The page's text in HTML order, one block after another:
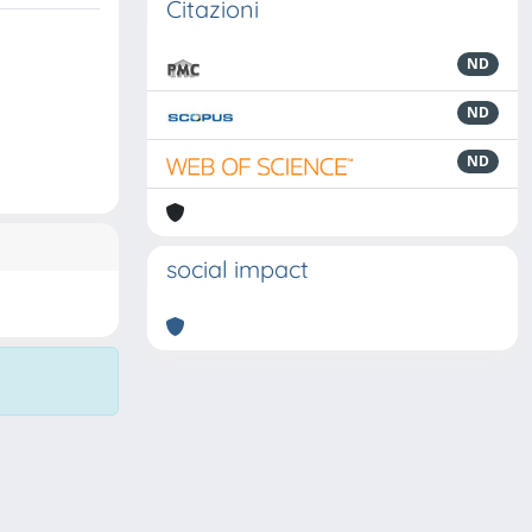
Citazioni
ND
ND
ND
social impact